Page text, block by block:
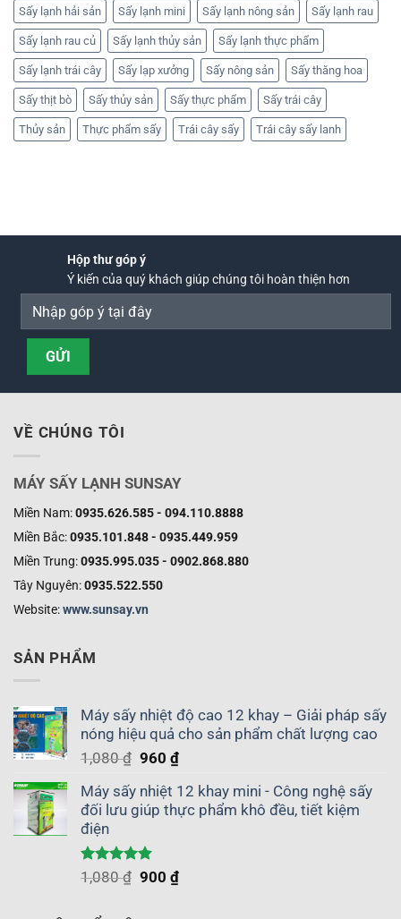
Sấy lạnh hải sản Sấy lạnh mini Sấy lạnh nông sản Sấy lạnh rau
Sấy lạnh rau củ Sấy lạnh thủy sản Sấy lạnh thực phẩm
Sấy lạnh trái cây Sấy lạp xưởng Sấy nông sản Sấy thăng hoa
Sấy thịt bò Sấy thủy sản Sấy thực phẩm Sấy trái cây
Thủy sản Thực phẩm sấy Trái cây sấy Trái cây sấy lanh
Hộp thư góp ý
Ý kiến của quý khách giúp chúng tôi hoàn thiện hơn
VỀ CHÚNG TÔI
MÁY SẤY LẠNH SUNSAY
Miền Nam:0935.626.585 - 094.110.8888
Miền Bắc:0935.101.848 - 0935.449.959
Miền Trung:0935.995.035 - 0902.868.880
Tây Nguyên:0935.522.550
Website:www.sunsay.vn
SẢN PHẨM
Máy sấy nhiệt độ cao 12 khay – Giải pháp sấy
nóng hiệu quả cho sản phẩm chất lượng cao
1,080₫ Giá
là:
1,080 ₫.
960₫Giá
tại
là:
Máy sấy nhiệt 12 khay mini - Công nghệ sấy
đối lưu giúp thực phẩm khô đều, tiết kiệm
điện
Được xếp
hạng
5.00
1,080₫ Giá
900₫Giá